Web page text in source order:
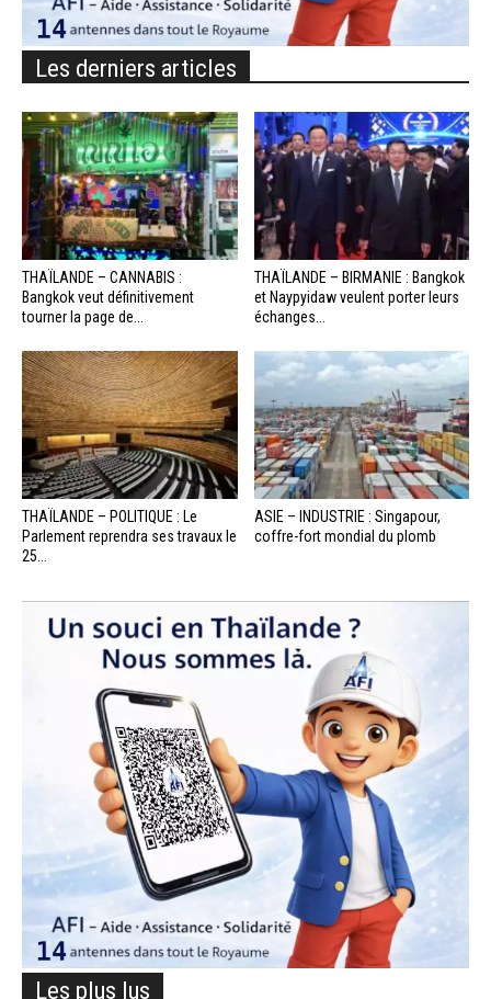
Les derniers articles
THAÏLANDE – CANNABIS :
Bangkok veut définitivement
tourner la page de...
THAÏLANDE – BIRMANIE : Bangkok
et Naypyidaw veulent porter leurs
échanges...
THAÏLANDE – POLITIQUE : Le
Parlement reprendra ses travaux le
25...
ASIE – INDUSTRIE : Singapour,
coffre-fort mondial du plomb
Les plus lus